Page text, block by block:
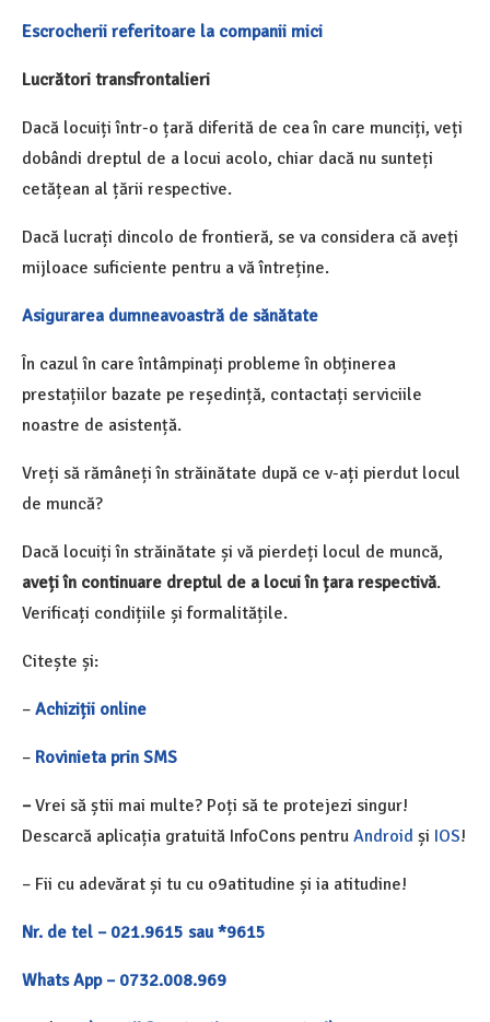
Escrocherii referitoare la companii mici
Lucrători transfrontalieri
Dacă locuiți într-o țară diferită de cea în care munciți, veți
dobândi dreptul de a locui acolo, chiar dacă nu sunteți
cetățean al țării respective.
Dacă lucrați dincolo de frontieră, se va considera că aveți
mijloace suficiente pentru a vă întreține.
Asigurarea dumneavoastră de sănătate
În cazul în care întâmpinați probleme în obținerea
prestațiilor bazate pe reședință, contactați serviciile
noastre de asistență.
Vreți să rămâneți în străinătate după ce v-ați pierdut locul
de muncă?
Dacă locuiți în străinătate și vă pierdeți locul de muncă,
aveți în continuare dreptul de a locui în țara respectivă.
Verificați condițiile și formalitățile.
Citește și:
– Achiziții online
– Rovinieta prin SMS
–Vrei să știi mai multe? Poți să te protejezi singur!
Descarcă aplicația gratuită InfoCons pentru Android și IOS!
– Fii cu adevărat și tu cu o9atitudine și ia atitudine!
Nr. de tel – 021.9615 sau *9615
Whats App – 0732.008.969